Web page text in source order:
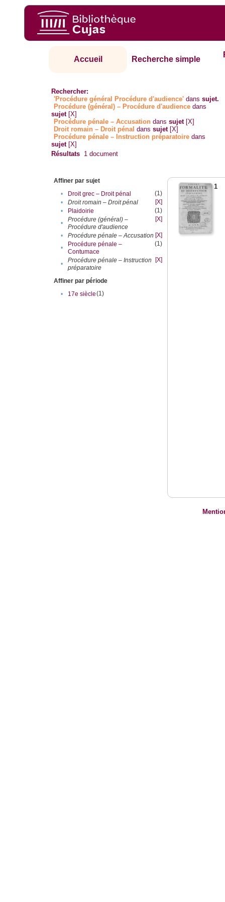
Accueil Recherche simple
Rechercher:
'Procédure général Procédure d'audience' danssujet.
Procédure (général) – Procédure d'audience dans
sujet [X]
Procédure pénale – Accusation danssujet [X]
Droit romain – Droit pénal danssujet [X]
Procédure pénale – Instruction préparatoire dans
sujet [X]
Résultats 1 document
Affiner par sujet
•
Droit grec – Droit pénal
(1)
•
Droit romain – Droit pénal
[X]
•
Plaidoirie
(1)
•
Procédure (général) –
Procédure d'audience
[X]
• Procédure pénale – Accusation [X]
•
Procédure pénale –
Contumace
(1)
•
Procédure pénale – Instruction
préparatoire
[X]
Affiner par période
•
17e siècle(1)
1